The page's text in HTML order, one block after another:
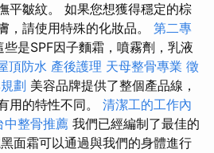
平皺紋。 如果您想獲得穩定的棕
，請使用特殊的化妝品。 第二專
些是SPF因子麵霜，噴霧劑，乳液
頂防水 產後護理 天母整骨專業 徵
劃 美容品牌提供了整個產品線，
用的特性不同。 清潔工的工作內
中整骨推薦 我們已經編制了最佳的
面霜可以通過與我們的身體進行